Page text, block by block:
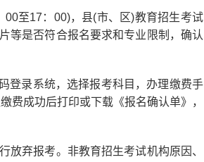
至17：00)，县(市、区)教育招生考试
等是否符合报名要求和专业限制，确认
录系统，选择报考科目，办理缴费手
费成功后打印或下载《报名确认单》，
弃报考。非教育招生考试机构原因、